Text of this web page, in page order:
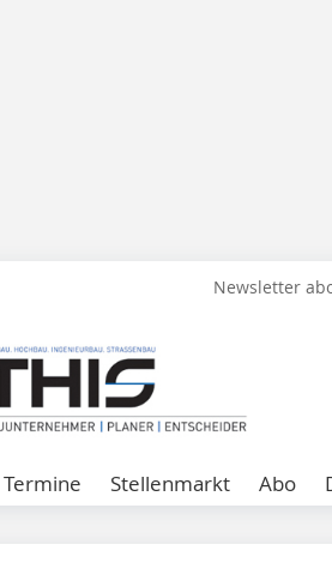
Newsletter
Termine Stellenmarkt Abo